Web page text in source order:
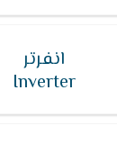
انفرتر
Inverter